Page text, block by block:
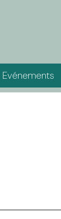
Evénements